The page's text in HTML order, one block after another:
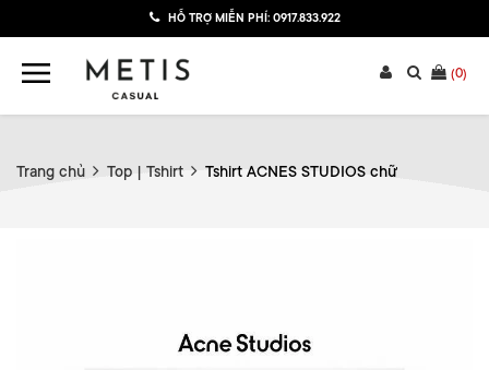
HỖ TRỢ MIỄN PHÍ: 0917.833.922
(0)
Trang chủ Top | Tshirt Tshirt ACNES STUDIOS chữ